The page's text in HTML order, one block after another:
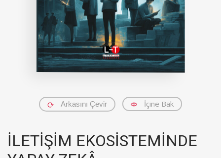
Arkasını Çevir İçine Bak
İLETİŞİM EKOSİSTEMİNDE